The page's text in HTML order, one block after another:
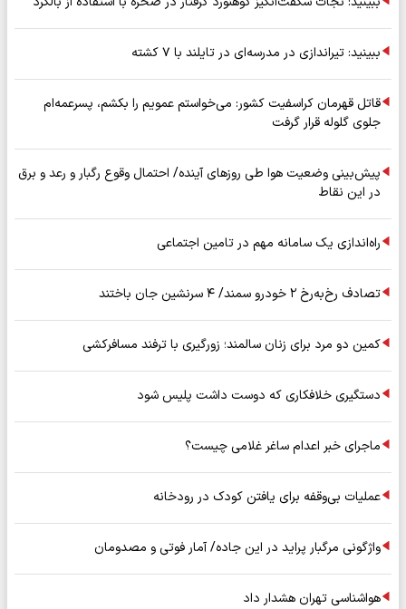
ببینید: تیراندازی در مدرسه‌ای در تایلند با ۷ کشته
قاتل قهرمان کراسفیت کشور: می‌خواستم عمویم را بکشم، پسرعمه‌ام
جلوی گلوله قرار گرفت
پیش‌بینی وضعیت هوا طی روزهای آینده/ احتمال وقوع رگبار و رعد و برق
در این نقاط
راه‌اندازی یک سامانه مهم در تامین اجتماعی
تصادف رخ‌به‌رخ ۲ خودرو سمند/ ۴ سرنشین جان باختند
کمین دو مرد برای زنان سالمند؛ زورگیری با ترفند مسافرکشی
دستگیری خلافکاری که دوست داشت پلیس شود
ماجرای خبر اعدام ساغر غلامی چیست؟
عملیات بی‌وقفه برای یافتن کودک در رودخانه
واژگونی مرگبار پراید در این جاده/ آمار فوتی و مصدومان
هواشناسی تهران هشدار داد